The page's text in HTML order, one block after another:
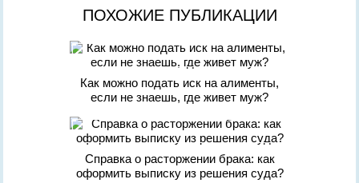
ПОХОЖИЕ ПУБЛИКАЦИИ
Как можно подать иск на алименты,
если не знаешь, где живет муж?
Справка о расторжении брака: как
оформить выписку из решения суда?